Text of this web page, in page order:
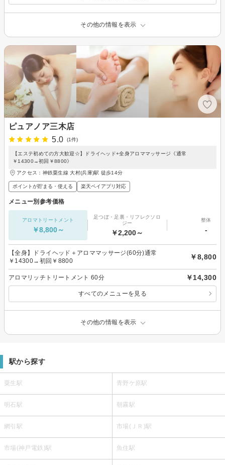
その他の情報を表示
ピュアノア三木店
5.0
(1件)
【エステ初めての方大歓迎☆】ドライヘッド+全身アロママッサージ《通常
￥14300→初回￥8800》
アクセス：神鉄粟生線 大村(兵庫)駅 徒歩14分
ポイントが貯まる・使える 楽天ペイアプリ対応
メニュー別参考価格
アロマトリートメント
￥8,800～
足つぼ・足裏・リフレクソロ
ジー
￥2,200～
整体
-
【全身】ドライヘッド＋アロママッサージ(60分)通常
￥14300→初回￥8800
￥8,800
アロマリッチトリートメント 60分 ￥14,300
すべてのメニューを見る
その他の情報を表示
駅から探す
粟生駅 青野ケ原駅
明石駅 朝霧駅
網引駅 市場(ＪＲ)駅
市場(神戸電鉄)駅 魚住駅